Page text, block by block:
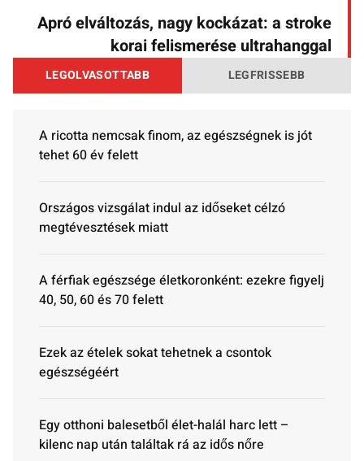
Apró elváltozás, nagy kockázat: a stroke
korai felismerése ultrahanggal
LEGOLVASOTTABB LEGFRISSEBB
A ricotta nemcsak finom, az egészségnek is jót
tehet 60 év felett
Országos vizsgálat indul az időseket célzó
megtévesztések miatt
A férfiak egészsége életkoronként: ezekre figyelj
40, 50, 60 és 70 felett
Ezek az ételek sokat tehetnek a csontok
egészségéért
Egy otthoni balesetből élet-halál harc lett –
kilenc nap után találtak rá az idős nőre